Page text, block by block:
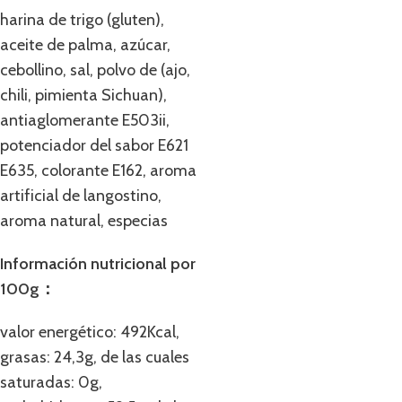
harina de trigo (gluten),
aceite de palma, azúcar,
cebollino, sal, polvo de (ajo,
chili, pimienta Sichuan),
antiaglomerante E503ii,
potenciador del sabor E621
E635, colorante E162, aroma
artificial de langostino,
aroma natural, especias
Información nutricional por
100g：
valor energético: 492Kcal,
grasas: 24,3g, de las cuales
saturadas: 0g,